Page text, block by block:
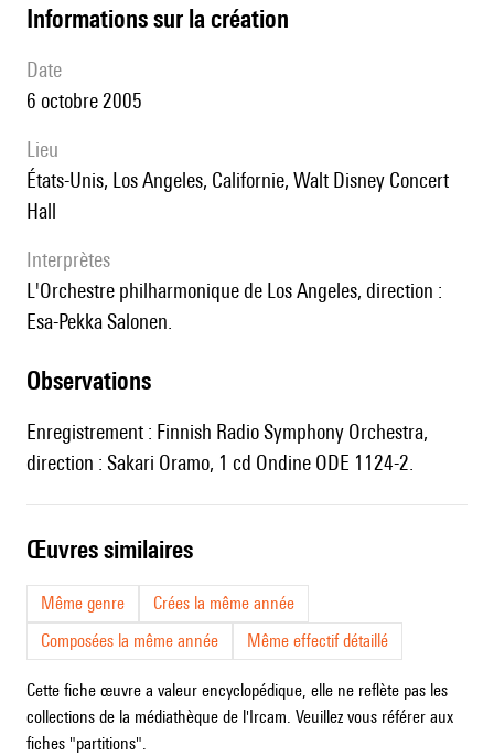
informations sur la création
date
6 octobre 2005
lieu
États-Unis, Los Angeles, Californie, Walt Disney Concert
Hall
interprètes
l'Orchestre philharmonique de Los Angeles, direction :
Esa-Pekka Salonen.
observations
Enregistrement : Finnish Radio Symphony Orchestra,
direction : Sakari Oramo, 1 cd Ondine ODE 1124-2.
œuvres similaires
Même genre
Crées la même année
Composées la même année
Même effectif détaillé
Cette fiche œuvre a valeur encyclopédique, elle ne reflète pas les
collections de la médiathèque de l'Ircam. Veuillez vous référer aux
fiches "partitions".